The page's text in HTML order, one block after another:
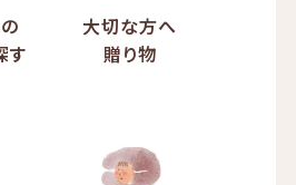
す
大切な方へ
贈り物